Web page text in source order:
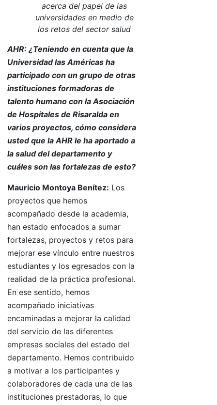
acerca del papel de las
universidades en medio de
los retos del sector salud
AHR: ¿Teniendo en cuenta que la
Universidad las Américas ha
participado con un grupo de otras
instituciones formadoras de
talento humano con la Asociación
de Hospitales de Risaralda en
varios proyectos, cómo considera
usted que la AHR le ha aportado a
la salud del departamento y
cuáles son las fortalezas de esto?
Mauricio Montoya Benítez: Los
proyectos que hemos
acompañado desde la academia,
han estado enfocados a sumar
fortalezas, proyectos y retos para
mejorar ese vínculo entre nuestros
estudiantes y los egresados con la
realidad de la práctica profesional.
En ese sentido, hemos
acompañado iniciativas
encaminadas a mejorar la calidad
del servicio de las diferentes
empresas sociales del estado del
departamento. Hemos contribuido
a motivar a los participantes y
colaboradores de cada una de las
instituciones prestadoras, lo que